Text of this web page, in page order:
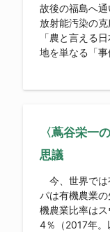
故後の福島へ
放射能汚染の
「農と言える
地を単なる「
〈蔦谷栄一
思議
今、世界では
パは有機農業
機農業比率は
4％（2017年。